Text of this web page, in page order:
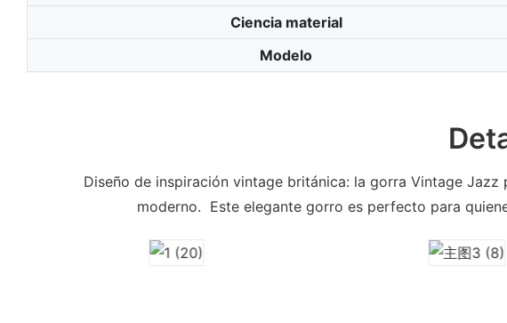
Ciencia material
Modelo
Diseño de inspiración vintage británica: la gorra Vintage
moderno. Este elegante gorro es perfecto para